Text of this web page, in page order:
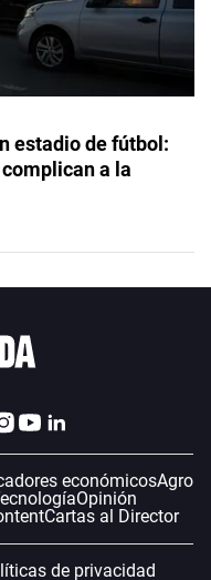
estadio de fútbol:
a la
económicosAgro
Opinión
Cartas al Director
de privacidad